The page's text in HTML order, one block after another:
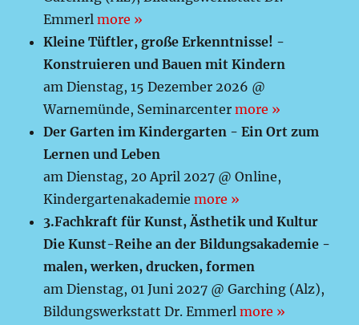
Emmerlmore »
Kleine Tüftler, große Erkenntnisse! -
Konstruieren und Bauen mit Kindern
am Dienstag, 15 Dezember 2026 @
Warnemünde, Seminarcentermore »
Der Garten im Kindergarten - Ein Ort zum
Lernen und Leben
am Dienstag, 20 April 2027 @ Online,
Kindergartenakademiemore »
3.Fachkraft für Kunst, Ästhetik und Kultur
Die Kunst-Reihe an der Bildungsakademie -
malen, werken, drucken, formen
am Dienstag, 01 Juni 2027 @ Garching (Alz),
Bildungswerkstatt Dr. Emmerlmore »